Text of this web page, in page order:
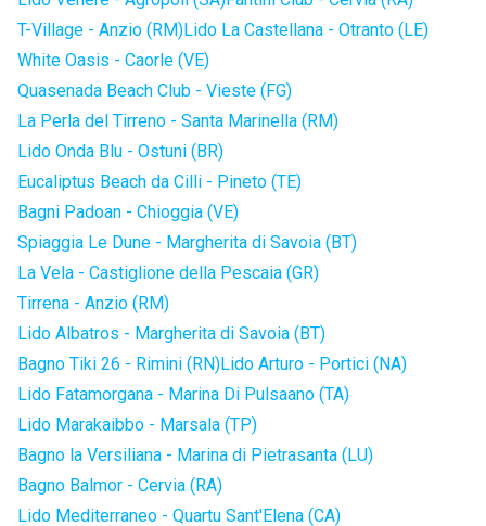
T-Village - Anzio (RM)Lido La Castellana - Otranto (LE)
White Oasis - Caorle (VE)
Quasenada Beach Club - Vieste (FG)
La Perla del Tirreno - Santa Marinella (RM)
Lido Onda Blu - Ostuni (BR)
Eucaliptus Beach da Cilli - Pineto (TE)
Bagni Padoan - Chioggia (VE)
Spiaggia Le Dune - Margherita di Savoia (BT)
La Vela - Castiglione della Pescaia (GR)
Tirrena - Anzio (RM)
Lido Albatros - Margherita di Savoia (BT)
Bagno Tiki 26 - Rimini (RN)Lido Arturo - Portici (NA)
Lido Fatamorgana - Marina Di Pulsaano (TA)
Lido Marakaibbo - Marsala (TP)
Bagno la Versiliana - Marina di Pietrasanta (LU)
Bagno Balmor - Cervia (RA)
Lido Mediterraneo - Quartu Sant'Elena (CA)